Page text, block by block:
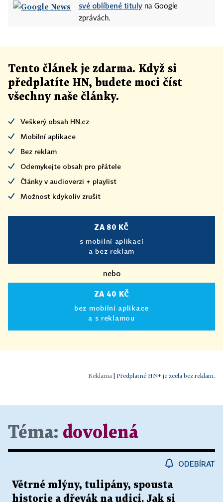
své oblíbené tituly na Google
zprávách.
Tento článek je zdarma. Když si
předplatíte HN, budete moci číst
všechny naše články.
Veškerý obsah HN.cz
Mobilní aplikace
Bez reklam
Odemykejte obsah pro přátele
Články v audioverzi + playlist
Možnost kdykoliv zrušit
ZA 80 KČ
s mobilní aplikací
a bez reklam
nebo
ZA 40 KČ
bez mobilní aplikace
a s reklamou
| Předplatné HN+ je zcela bez reklam.
Téma: dovolená
ODEBÍRAT
Větrné mlýny, tulipány, spousta
historie a dřevák na udici. Jak si